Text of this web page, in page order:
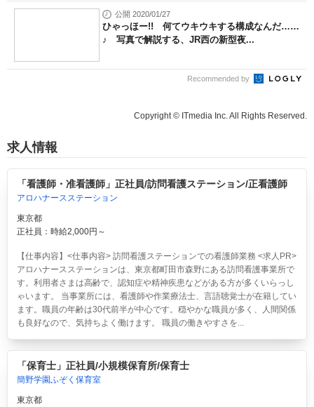
公開 2020/01/27
ひゃっほー!! 何てウキウキする構成なんだ……
♪ 写真で解説する、JR西の新型夜...
Recommended by
Copyright © ITmedia Inc. All Rights Reserved.
求人情報
「看護師・准看護師」正社員/訪問看護ステーション/正看護師
アロハナースステーション
東京都
正社員：時給2,000円～
【仕事内容】<仕事内容> 訪問看護ステーションでの看護師業務 <求人PR>
アロハナースステーションは、東京都町田市森野にある訪問看護事業所で
す。利用者さまは高齢で、認知症や精神疾患などがある方が多くいらっし
ゃいます。 当事業所には、看護師や作業療法士、言語聴覚士が在籍してい
ます。職員の年齢は30代前半が中心です。穏やかな職員が多く、人間関係
も良好なので、気持ちよく働けます。 職員の働きやすさを...
「保育士」正社員/小規模保育所/保育士
簡野学園ふぞく保育室
東京都